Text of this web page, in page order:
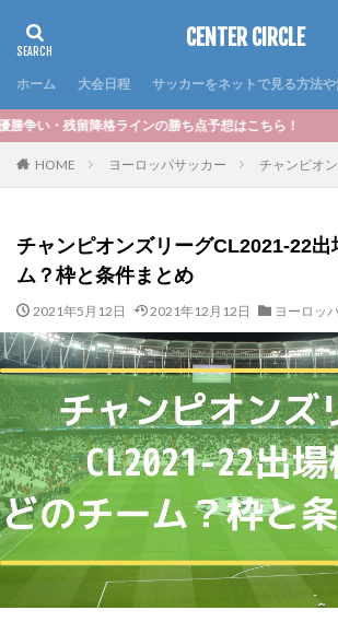
CENTER CIRCLE
ホーム 大会日程 サッカーをネットで見る方法
勝ち点予想はこちら！
HOME ヨーロッパサッカー チャンピオ
チャンピオンズリーグCL2021-22
ム？枠と条件まとめ
2021年5月12日 2021年12月12日 ヨーロッ